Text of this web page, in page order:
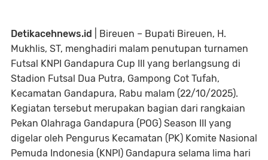
Detikacehnews.id
| Bireuen – Bupati Bireuen, H.
Mukhlis, ST, menghadiri malam penutupan turnamen
Futsal KNPI Gandapura Cup III yang berlangsung di
Stadion Futsal Dua Putra, Gampong Cot Tufah,
Kecamatan Gandapura, Rabu malam (22/10/2025).
Kegiatan tersebut merupakan bagian dari rangkaian
Pekan Olahraga Gandapura (POG) Season III yang
digelar oleh Pengurus Kecamatan (PK) Komite Nasional
Pemuda Indonesia (KNPI) Gandapura selama lima hari